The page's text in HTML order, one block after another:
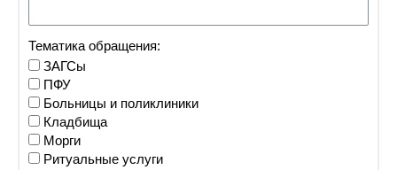
Тематика обращения:
ЗАГСы
ПФУ
Больницы и поликлиники
Кладбища
Морги
Ритуальные услуги